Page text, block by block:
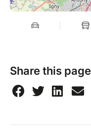
Share this page